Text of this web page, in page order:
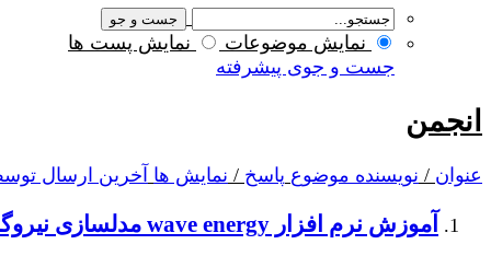
نمایش موضوعات
نمایش پست ها
جست و جوی پیشرفته
انجمن
عنوان / نویسنده موضوع پاسخ / نمایش ها آخرین ارسال
آموزش نرم افزار wave energy مدلسازی نیروگاه موج